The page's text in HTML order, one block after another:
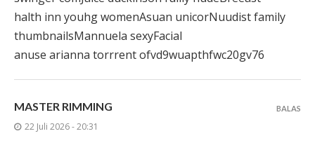
halth inn youhg womenAsuan unicorNuudist family
thumbnailsMannuela sexyFacial
anuse arianna torrrent ofvd9wuapthfwc20gv76
MASTER RIMMING
22 Juli 2026 - 20:31
BALAS